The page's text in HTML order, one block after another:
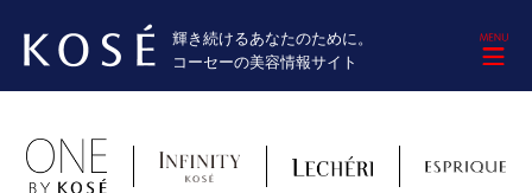
輝き続けるあなたのために。
コーセーの美容情報サイト